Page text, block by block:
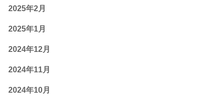
2025年2月
2025年1月
2024年12月
2024年11月
2024年10月